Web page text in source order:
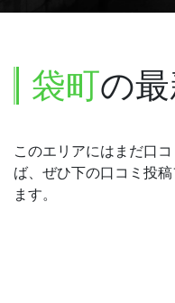
袋町の
このエリアにはまだ口
ば、ぜひ下の口コミ投
ます。